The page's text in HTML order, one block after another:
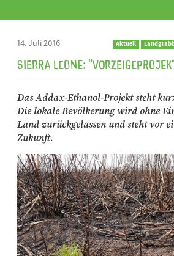
14. Juli 2016 Aktuell
Sierra Leone:
Das Addax-Ethanol-Projekt steht
Die lokale Bevölkerung wird ohne
Land zurückgelassen und steht vor
Zukunft.